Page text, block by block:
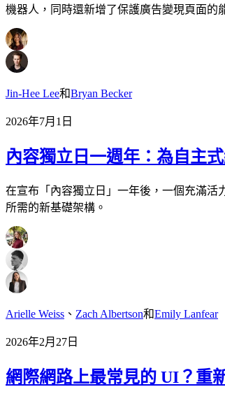
機器人，同時還新增了保護廣告變現頁面的
Jin-Hee Lee和Bryan Becker
2026年7月1日
內容獨立日一週年：為自主
在宣布「內容獨立日」一年後，一個充滿
所需的新基礎架構。
Arielle Weiss 、 Zach Albertson和Emily Lanfear
2026年2月27日
網際網路上最常見的 UI？重